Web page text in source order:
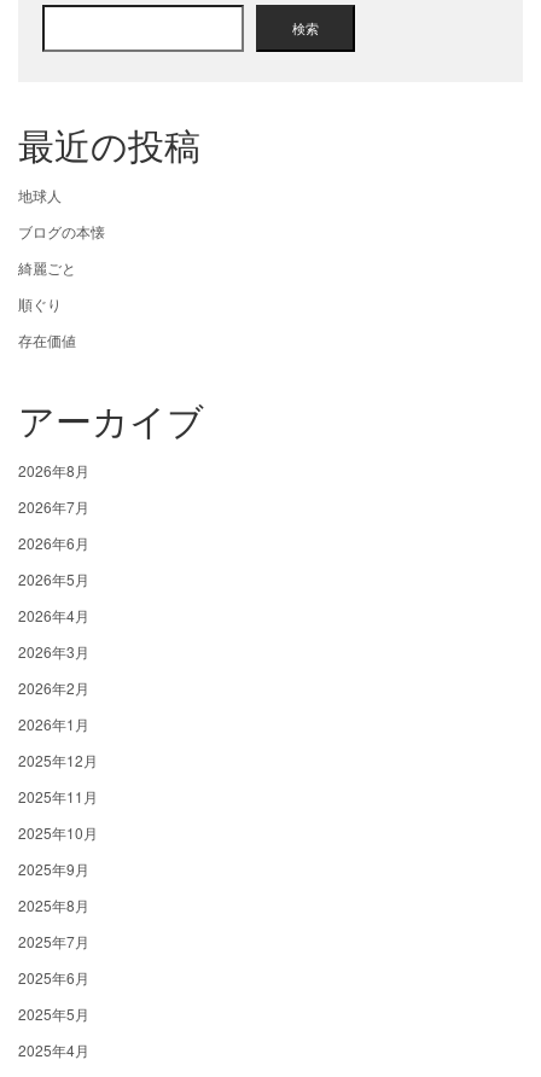
検索
最近の投稿
地球人
ブログの本懐
綺麗ごと
順ぐり
存在価値
アーカイブ
2026年8月
2026年7月
2026年6月
2026年5月
2026年4月
2026年3月
2026年2月
2026年1月
2025年12月
2025年11月
2025年10月
2025年9月
2025年8月
2025年7月
2025年6月
2025年5月
2025年4月